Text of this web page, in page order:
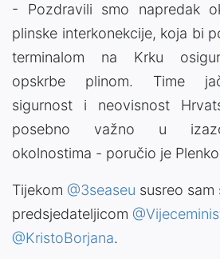
- Pozdravili smo napredak
plinske interkonekcije, koja bi
terminalom na Krku
opskrbe plinom. Time
sigurnost i neovisnost
posebno važno u
okolnostima - poručio je
Tijekom @3seaseu susreo sam
predsjedateljicom
@KristoBorjana.